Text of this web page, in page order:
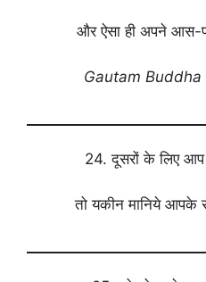
और ऐसा ही अपने आस-
Gautam
24. दूसरों के लिए
तो यकीन मानिये आपके